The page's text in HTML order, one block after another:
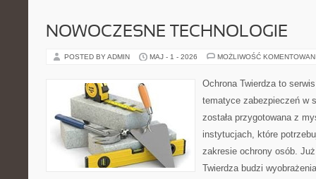
NOWOCZESNE TECHNOLOGIE
POSTED BY ADMIN MAJ - 1 - 2026 MOŻLIWOŚĆ
Ochrona Twierdza to
tematyce zabezpieczeń w
została przygotowana z
instytucjach, które
zakresie ochrony osób.
Twierdza budzi